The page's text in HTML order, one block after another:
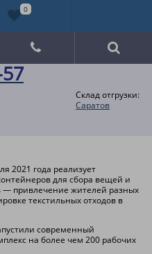
Склад отгрузки:
Саратов
2021 года реализует
для сбора вещей и
— привлечение жителей разных
текстильных отходов в
современный
на более чем 200 рабочих
0